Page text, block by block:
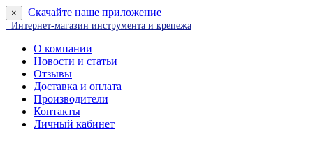
× Скачайте наше приложение
Интернет-магазин инструмента и крепежа
О компании
Новости и статьи
Отзывы
Доставка и оплата
Производители
Контакты
Личный кабинет